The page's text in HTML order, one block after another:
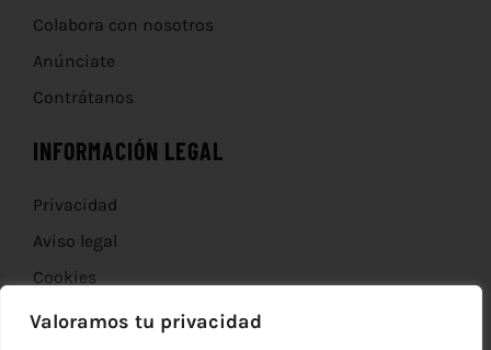
Valoramos tu privacidad
Colabora con nosotros
Anúnciate
Contrátanos
INFORMACIÓN LEGAL
Privacidad
Aviso legal
Cookies
Devoluciones